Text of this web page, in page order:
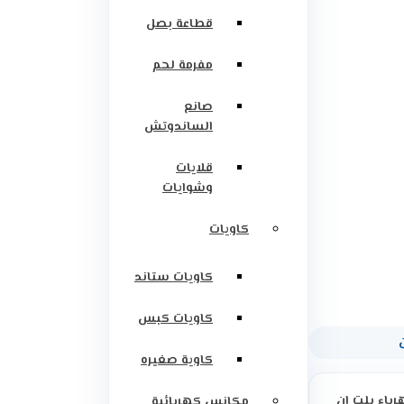
قطاعة بصل
مفرمة لحم
صانع
الساندوتش
قلايات
وشوايات
كاويات
كاويات ستاند
كاويات كبس
كاوية صغيره